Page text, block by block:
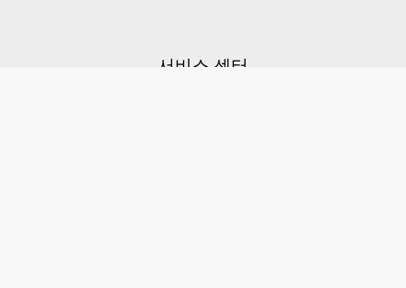
서비스 센터